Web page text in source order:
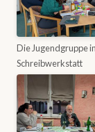
Die Jugendgruppe
Schreibwerkstatt